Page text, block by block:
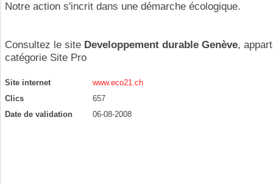
Notre action s'incrit dans une démarche écologique.
Consultez le site Developpement durable Genève,
catégorie Site Pro
Site internet
www.eco21.ch
Clics
657
Date de validation
06-08-2008